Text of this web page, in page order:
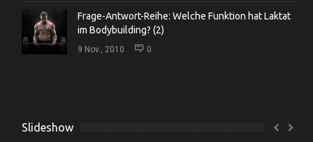
Frage-Antwort-Reihe: Welche Funktion hat Laktat
im Bodybuilding? (2)
9 Nov., 2010 0
Slideshow